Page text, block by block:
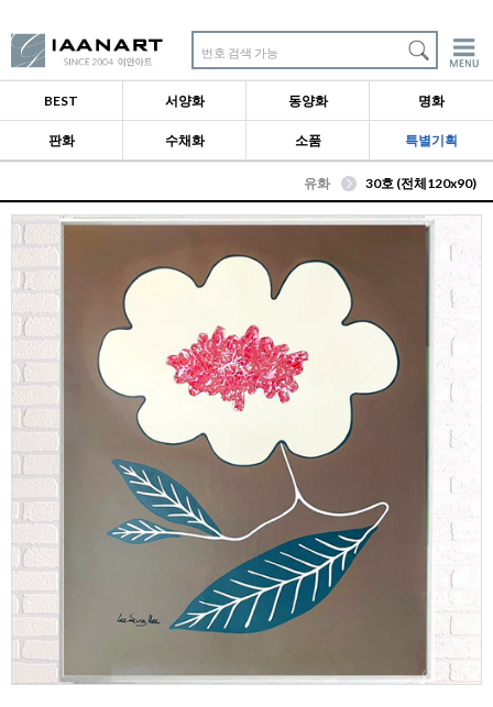
번호 검색 가능
BEST 서양화 동양화 명화
판화 수채화 소품 특별기획
유화 30호 (전체120x90)